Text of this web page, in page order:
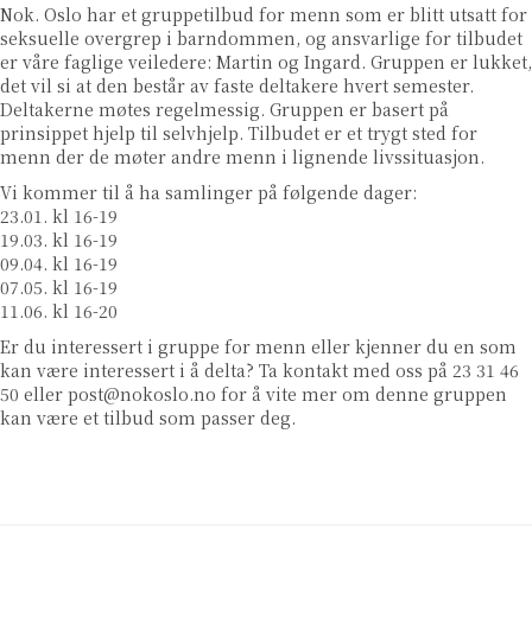
Nok. Oslo har et gruppetilbud for menn som er blitt utsatt for
seksuelle overgrep i barndommen, og ansvarlige for tilbudet
er våre faglige veiledere: Martin og Ingard. Gruppen er lukket,
det vil si at den består av faste deltakere hvert semester.
Deltakerne møtes regelmessig. Gruppen er basert på
prinsippet hjelp til selvhjelp. Tilbudet er et trygt sted for
menn der de møter andre menn i lignende livssituasjon.
Vi kommer til å ha samlinger på følgende dager:
23.01. kl 16-19
19.03. kl 16-19
09.04. kl 16-19
07.05. kl 16-19
11.06. kl 16-20
Er du interessert i gruppe for menn eller kjenner du en som
kan være interessert i å delta? Ta kontakt med oss på 23 31 46
50 eller post@nokoslo.no for å vite mer om denne gruppen
kan være et tilbud som passer deg.